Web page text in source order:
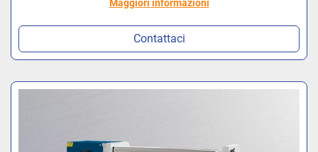
Maggiori informazioni
Contattaci